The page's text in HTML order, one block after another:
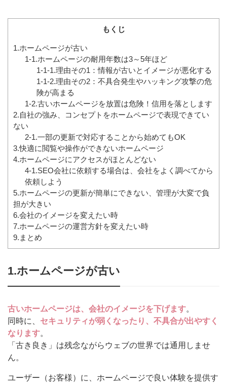
もくじ
1.ホームページが古い
1-1.ホームページの耐用年数は3～5年ほど
1-1-1.理由その1：情報が古いとイメージが悪化する
1-1-2.理由その2：不具合発生やハッキング攻撃の危
険が高まる
1-2.古いホームページを放置は危険！信用を落とします
2.自社の強み、コンセプトをホームページで表現できてい
ない
2-1.一部の更新で対応することから始めてもOK
3.快適に閲覧や操作ができないホームページ
4.ホームページにアクセスがほとんどない
4-1.SEO会社に依頼する場合は、会社をよく調べてから
依頼しよう
5.ホームページの更新が簡単にできない、管理が大変で負
担が大きい
6.会社のイメージを変えたい時
7.ホームページの運営方針を変えたい時
9.まとめ
1.ホームページが古い
古いホームページは、会社のイメージを下げます。
同時に、 セキュリティが弱くなったり、不具合が出やすく
なります。
「古き良き」は残念ながらウェブの世界では通用しませ
ん。
ユーザー（お客様）に、ホームページで良い体験を提供す